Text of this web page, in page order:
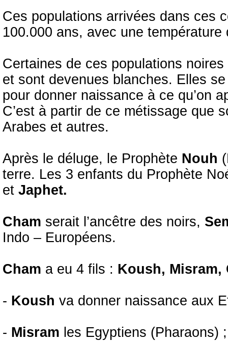
Ces populations arrivées dans ces
100.000 ans, avec une température
Certaines de ces populations
et sont devenues blanches. Elles
pour donner naissance à ce qu’on
C’est à partir de ce métissage que
Arabes et autres.
Après le déluge, le Prophète Nouh
terre. Les 3 enfants du Prophète
et Japhet.
Cham serait l’ancêtre des noirs,
Indo – Européens.
Cham a eu 4 fils : Koush, Misram,
- Koush va donner naissance aux
- Misram les Egyptiens (Pharaons) ;